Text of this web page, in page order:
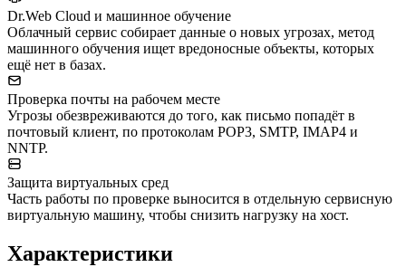
Dr.Web Cloud и машинное обучение
Облачный сервис собирает данные о новых угрозах, метод
машинного обучения ищет вредоносные объекты, которых
ещё нет в базах.
Проверка почты на рабочем месте
Угрозы обезвреживаются до того, как письмо попадёт в
почтовый клиент, по протоколам POP3, SMTP, IMAP4 и
NNTP.
Защита виртуальных сред
Часть работы по проверке выносится в отдельную сервисную
виртуальную машину, чтобы снизить нагрузку на хост.
Характеристики